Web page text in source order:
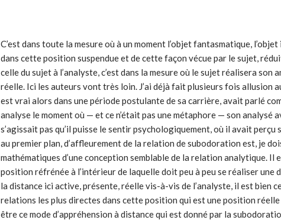
C’est dans toute la mesure où à un moment l’objet fantasmatique,
dans cette position suspendue et de cette façon vécue par le sujet,
celle du sujet à l’analyste, c’est dans la mesure où le sujet réalisera son
réelle. Ici les auteurs vont très loin. J’ai déjà fait plusieurs fois allusion
est vrai alors dans une période postulante de sa carrière, avait parlé
analyse le moment où — et ce n’était pas une métaphore — son analysé
s’agissait pas qu’il puisse le sentir psychologiquement, où il avait perçu
au premier plan, d’affleurement de la relation de subodoration est, je
mathématiques d’une conception semblable de la relation analytique. Il
position réfrénée à l’intérieur de laquelle doit peu à peu se réaliser une
la distance ici active, présente, réelle vis-à-vis de l’analyste, il est bien
relations les plus directes dans cette position qui est une position
être ce mode d’appréhension à distance qui est donné par la